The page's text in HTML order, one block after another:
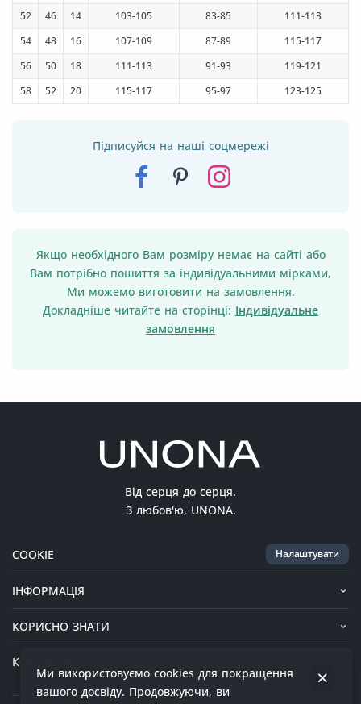
52
46 14 103-105 83-85
111-113
54
48 16 107-109 87-89
115-117
56
50 18 111-113 91-93
119-121
58
52 20 115-117 95-97 123-125
Підписуйся на наші соцмережі
Якщо необхідного Вам розміру немає на сайті або
Вам потрібно пошиття за індивідуальними мірками,
Ми можемо виготовити на замовлення.
Докладніше читайте на сторінці: Індивідуальне
замовлення
Від серця до серця.
З любов'ю, UNONA.
COOKIE Налаштувати
ІНФОРМАЦІЯ
КОРИСНО ЗНАТИ
КОНТАКТИ
Ми використовуємо cookies для покращення
вашого досвіду. Продовжуючи, ви